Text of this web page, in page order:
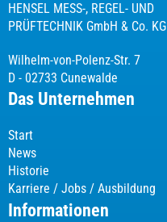
HENSEL MESS-, REGEL- UND
PRÜFTECHNIK GmbH & Co. KG
Wilhelm-von-Polenz-Str. 7
D - 02733 Cunewalde
Das Unternehmen
Start
News
Historie
Karriere / Jobs / Ausbildung
Informationen